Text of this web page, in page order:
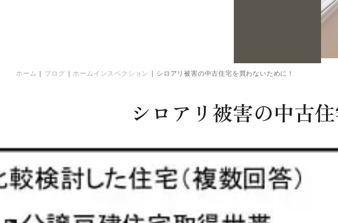
ホーム | ブログ | ホームインスペクション | シロアリ被害の中古住宅を買わないために！
シロアリ被害の中古